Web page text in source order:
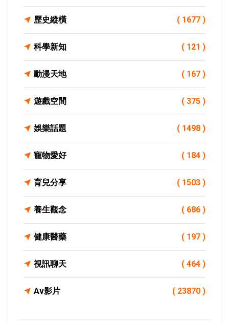
歷史縱橫 ( 1677 )
科學新知 ( 121 )
動漫天地 ( 167 )
遊戲空間 ( 375 )
娛樂話題 ( 1498 )
寵物愛好 ( 184 )
育兒分享 ( 1503 )
養生觀念 ( 686 )
健康醫藥 ( 197 )
視訊聊天 ( 464 )
Av影片 ( 23870 )